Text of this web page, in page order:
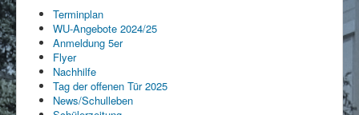
Ganztag
Beratung
Eltern
Förderverein
Terminplan
WU-Angebote 2024/25
Anmeldung 5er
Flyer
Nachhilfe
Tag der offenen Tür 2025
News/Schulleben